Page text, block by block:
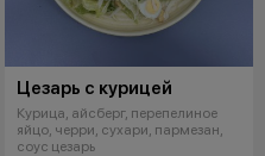
Цезарь с курицей
Курица, айсберг, перепелиное
яйцо, черри, сухари, пармезан,
соус цезарь